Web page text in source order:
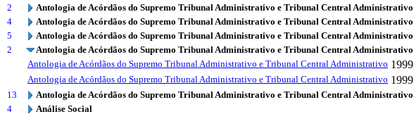
2
Antologia de Acórdãos do Supremo Tribunal Administrativo e Tribunal Central Administrativo
4
Antologia de Acórdãos do Supremo Tribunal Administrativo e Tribunal Central Administrativo
5
Antologia de Acórdãos do Supremo Tribunal Administrativo e Tribunal Central Administrativo
2
Antologia de Acórdãos do Supremo Tribunal Administrativo e Tribunal Central Administrativo
Antologia de Acórdãos do Supremo Tribunal Administrativo e Tribunal Central Administrativo 1999
Antologia de Acórdãos do Supremo Tribunal Administrativo e Tribunal Central Administrativo 1999
13
Antologia de Acórdãos do Supremo Tribunal Administrativo e Tribunal Central Administrativo
4
Análise Social